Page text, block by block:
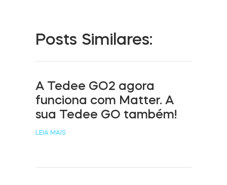
Tedee Biometric Module
Posts Similares:
A Tedee GO2 agora
funciona com Matter. A
sua Tedee GO também!
LEIA MAIS